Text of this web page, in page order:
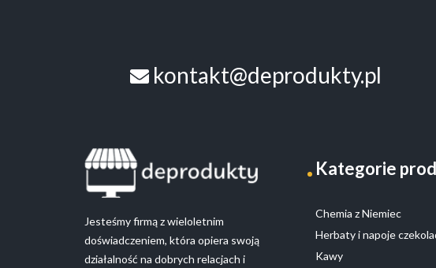
kontakt@deprodukty.pl
Jesteśmy firmą z wieloletnim
doświadczeniem, która opiera swoją
działalność na dobrych relacjach i
Kategorie
Chemia z Niemiec
Herbaty i napoje
Kawy